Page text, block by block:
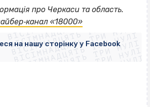
про Черкаси та область.
«18000»
ВІСІМНАДЦЯТЬ ТРИ НУЛІ
ВІСІМНАДЦЯТЬ ТРИ НУЛІ
ВІСІМНАДЦЯТЬ ТРИ НУЛІ
ВІСІМНАДЦЯТЬ ТРИ НУЛІ
ВІСІМНАДЦЯТЬ ТРИ НУЛІ
ВІСІМНАДЦЯТЬ ТРИ НУЛІ
ВІСІМНАДЦЯТЬ ТРИ НУЛІ
ВІСІМНАДЦЯТЬ ТРИ НУЛІ
на нашу сторінку у Facebook